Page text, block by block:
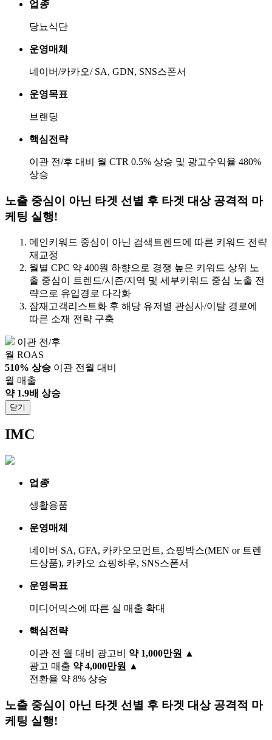
업 종
당뇨식단
운영매체
네이버/카카오/ SA, GDN, SNS스폰서
운영목표
브랜딩
핵심전략
이관 전/후 대비 월 CTR 0.5% 상승 및 광고수익율 480%
상승
노출 중심이 아닌 타겟 선별 후 타겟 대상 공격적 마
케팅 실행!
메인키워드 중심이 아닌 검색트렌드에 따른 키워드 전략
재교정
월별 CPC 약 400원 하향으로 경쟁 높은 키워드 상위 노
출 중심이 트렌드/시즌/지역 및 세부키워드 중심 노출 전
략으로 유입경로 다각화
잠재고객리스트화 후 해당 유저별 관심사/이탈 경로에
따른 소재 전략 구축
이관 전/후
월 ROAS
510% 상승 이관 전월 대비
월 매출
약 1.9배 상승
닫기
IMC
업 종
생활용품
운영매체
네이버 SA, GFA, 카카오모먼트, 쇼핑박스(MEN or 트렌
드상품), 카카오 쇼핑하우, SNS스폰서
운영목표
미디어믹스에 따른 실 매출 확대
핵심전략
이관 전 월 대비 광고비 약 1,000만원 ▲
광고 매출 약 4,000만원 ▲
전환율 약 8% 상승
노출 중심이 아닌 타겟 선별 후 타겟 대상 공격적 마
케팅 실행!